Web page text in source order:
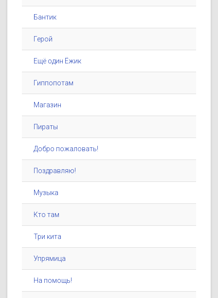
Бантик
Герой
Ещё один Ёжик
Гиппопотам
Магазин
Пираты
Добро пожаловать!
Поздравляю!
Музыка
Кто там
Три кита
Упрямица
На помощь!